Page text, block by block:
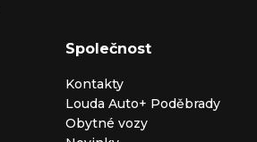
Společnost
Kontakty
Louda Auto+ Poděbrady
Obytné vozy